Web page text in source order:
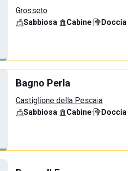
Grosseto
Sabbiosa· Cabine·
Bagno Perla
Castiglione della Pescaia
Sabbiosa· Cabine·